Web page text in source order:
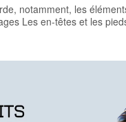
notamment, les
Les en-têtes et les